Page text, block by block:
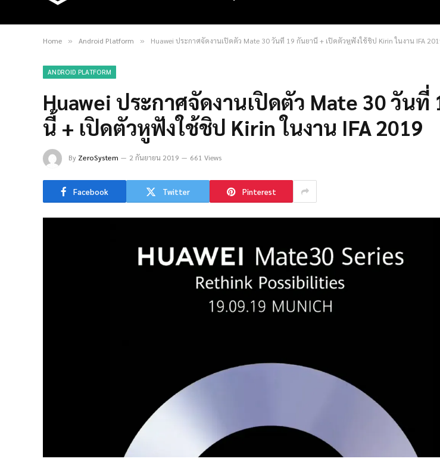
Home » Android Platform » Huawei ประกาศจัดงานเปิดตัว Mate 30 วันที่ 19 กันยานี้ + เปิดตัวหูฟังใช้ชิป Kirin ในงาน IFA
ANDROID PLATFORM
Huawei ประกาศจัดงานเปิดตัว Mate 30 วันที่
นี้ + เปิดตัวหูฟังใช้ชิป Kirin ในงาน IFA 2019
By ZeroSystem 2 กันยายน 2019 661 Views
Facebook Twitter Pinterest